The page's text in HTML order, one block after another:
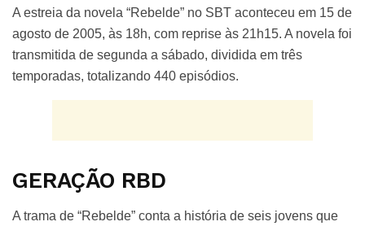
A estreia da novela “Rebelde” no SBT aconteceu em 15 de
agosto de 2005, às 18h, com reprise às 21h15. A novela foi
transmitida de segunda a sábado, dividida em três
temporadas, totalizando 440 episódios.
GERAÇÃO RBD
A trama de “Rebelde” conta a história de seis jovens que